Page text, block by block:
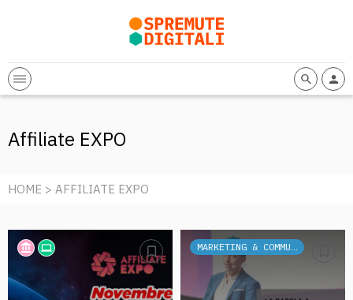
Affiliate EXPO
HOME > AFFILIATE EXPO
MARKETING & COMMUNICATION